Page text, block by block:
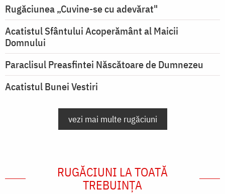
Rugăciunea „Cuvine-se cu adevărat"
Acatistul Sfântului Acoperământ al Maicii
Domnului
Paraclisul Preasfintei Născătoare de Dumnezeu
Acatistul Bunei Vestiri
vezi mai multe rugăciuni
RUGĂCIUNI LA TOATĂ
TREBUINȚA